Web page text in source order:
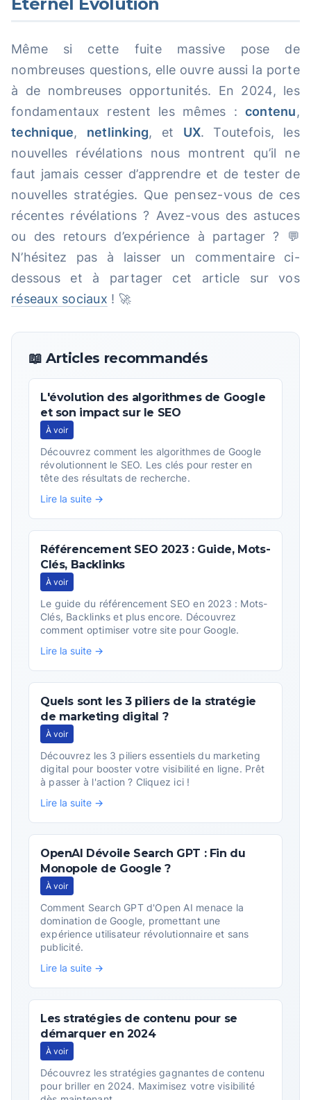
Même si cette fuite massive pose de
nombreuses questions, elle ouvre aussi la porte
à de nombreuses opportunités. En 2024, les
fondamentaux restent les mêmes : contenu,
technique, netlinking, et UX. Toutefois, les
nouvelles révélations nous montrent qu’il ne
faut jamais cesser d’apprendre et de tester de
nouvelles stratégies. Que pensez-vous de ces
récentes révélations ? Avez-vous des astuces
ou des retours d’expérience à partager ? 💬
N’hésitez pas à laisser un commentaire ci-
dessous et à partager cet article sur vos
réseaux sociaux ! 🚀
📖 Articles recommandés
L'évolution des algorithmes de Google
et son impact sur le SEO
À voir
Découvrez comment les algorithmes de Google
révolutionnent le SEO. Les clés pour rester en
tête des résultats de recherche.
Lire la suite →
Référencement SEO 2023 : Guide, Mots-
Clés, Backlinks
À voir
Le guide du référencement SEO en 2023 : Mots-
Clés, Backlinks et plus encore. Découvrez
comment optimiser votre site pour Google.
Lire la suite →
Quels sont les 3 piliers de la stratégie
de marketing digital ?
À voir
Découvrez les 3 piliers essentiels du marketing
digital pour booster votre visibilité en ligne. Prêt
à passer à l'action ? Cliquez ici !
Lire la suite →
OpenAI Dévoile Search GPT : Fin du
Monopole de Google ?
À voir
Comment Search GPT d'Open AI menace la
domination de Google, promettant une
expérience utilisateur révolutionnaire et sans
publicité.
Lire la suite →
Les stratégies de contenu pour se
démarquer en 2024
À voir
Découvrez les stratégies gagnantes de contenu
pour briller en 2024. Maximisez votre visibilité